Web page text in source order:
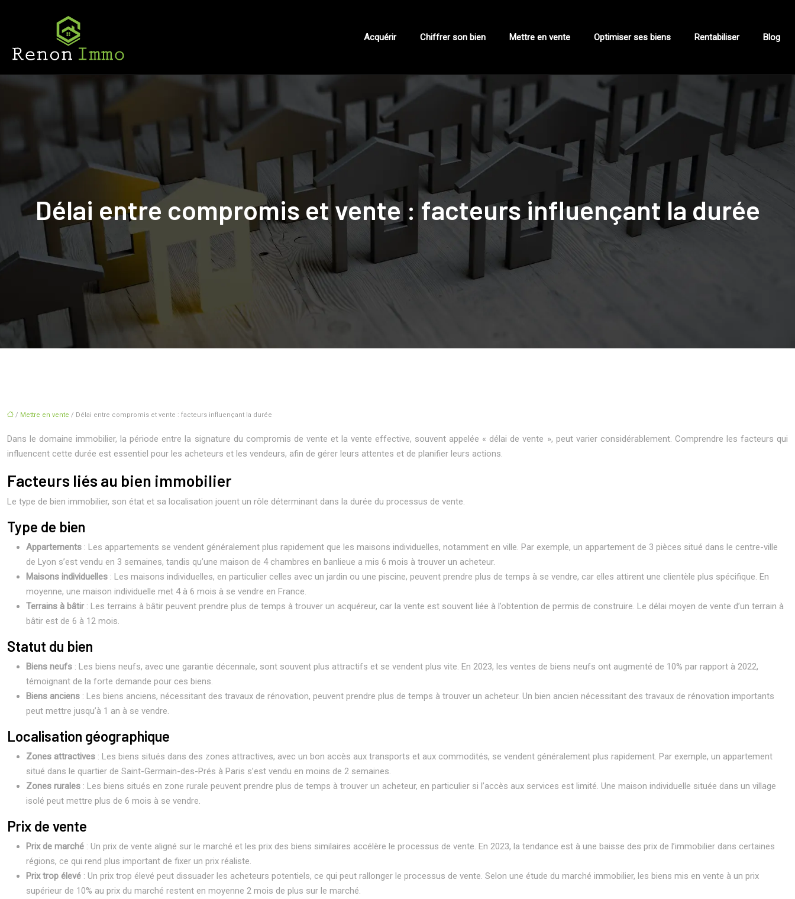
Acquérir Chiffrer son bien Mettre en vente Optimiser ses biens Rentabiliser Blog
Délai entre compromis et vente : facteurs influençant la durée
/ Mettre en vente / Délai entre compromis et vente : facteurs influençant la durée
Dans le domaine immobilier, la période entre la signature du compromis de vente et la vente effective, souvent appelée « délai de vente », peut varier considérablement. Comprendre les facteurs qui
influencent cette durée est essentiel pour les acheteurs et les vendeurs, afin de gérer leurs attentes et de planifier leurs actions.
Facteurs liés au bien immobilier
Le type de bien immobilier, son état et sa localisation jouent un rôle déterminant dans la durée du processus de vente.
Type de bien
Appartements : Les appartements se vendent généralement plus rapidement que les maisons individuelles, notamment en ville. Par exemple, un appartement de 3 pièces situé dans le centre-ville
de Lyon s’est vendu en 3 semaines, tandis qu’une maison de 4 chambres en banlieue a mis 6 mois à trouver un acheteur.
Maisons individuelles : Les maisons individuelles, en particulier celles avec un jardin ou une piscine, peuvent prendre plus de temps à se vendre, car elles attirent une clientèle plus spécifique. En
moyenne, une maison individuelle met 4 à 6 mois à se vendre en France.
Terrains à bâtir : Les terrains à bâtir peuvent prendre plus de temps à trouver un acquéreur, car la vente est souvent liée à l’obtention de permis de construire. Le délai moyen de vente d’un terrain à
bâtir est de 6 à 12 mois.
Statut du bien
Biens neufs : Les biens neufs, avec une garantie décennale, sont souvent plus attractifs et se vendent plus vite. En 2023, les ventes de biens neufs ont augmenté de 10% par rapport à 2022,
témoignant de la forte demande pour ces biens.
Biens anciens : Les biens anciens, nécessitant des travaux de rénovation, peuvent prendre plus de temps à trouver un acheteur. Un bien ancien nécessitant des travaux de rénovation importants
peut mettre jusqu’à 1 an à se vendre.
Localisation géographique
Zones attractives : Les biens situés dans des zones attractives, avec un bon accès aux transports et aux commodités, se vendent généralement plus rapidement. Par exemple, un appartement
situé dans le quartier de Saint-Germain-des-Prés à Paris s’est vendu en moins de 2 semaines.
Zones rurales : Les biens situés en zone rurale peuvent prendre plus de temps à trouver un acheteur, en particulier si l’accès aux services est limité. Une maison individuelle située dans un village
isolé peut mettre plus de 6 mois à se vendre.
Prix de vente
Prix de marché : Un prix de vente aligné sur le marché et les prix des biens similaires accélère le processus de vente. En 2023, la tendance est à une baisse des prix de l’immobilier dans certaines
régions, ce qui rend plus important de fixer un prix réaliste.
Prix trop élevé : Un prix trop élevé peut dissuader les acheteurs potentiels, ce qui peut rallonger le processus de vente. Selon une étude du marché immobilier, les biens mis en vente à un prix
supérieur de 10% au prix du marché restent en moyenne 2 mois de plus sur le marché.